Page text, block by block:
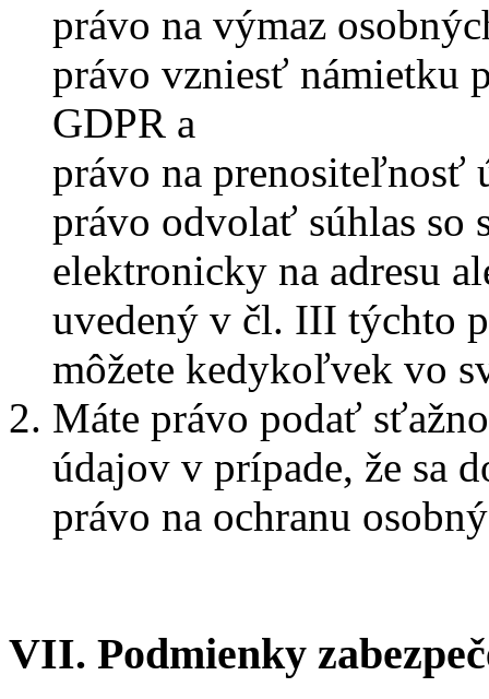
právo na výmaz
právo vzniesť námietku
GDPR a
právo na prenositeľnosť
právo odvolať súhlas so
elektronicky na adresu
uvedený v čl. III týchto
môžete kedykoľvek vo
Máte právo podať
údajov v prípade, že sa
právo na ochranu
VII. Podmienky